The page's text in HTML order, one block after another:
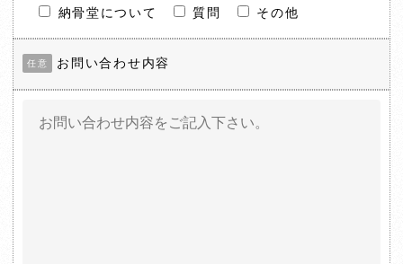
納骨堂について 質問 その他
任意 お問い合わせ内容